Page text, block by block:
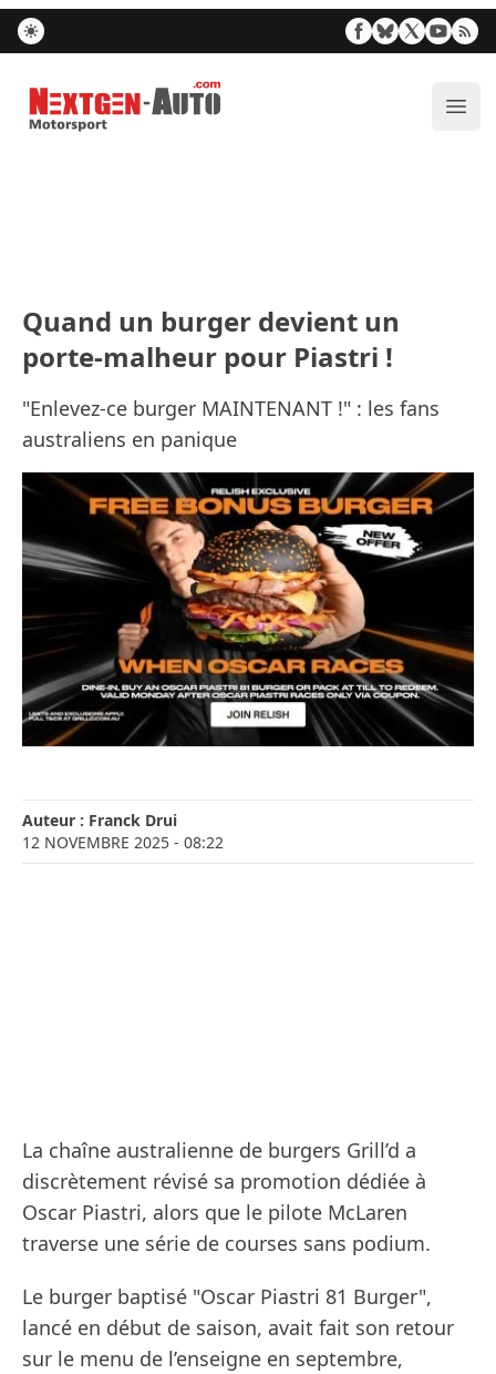
Nextgen-Auto.com
Quand un burger devient un
porte-malheur pour Piastri !
"Enlevez-ce burger MAINTENANT !" : les fans
australiens en panique
Auteur : Franck Drui
12 NOVEMBRE 2025 - 08:22
La chaîne australienne de burgers Grill’d a
discrètement révisé sa promotion dédiée à
Oscar Piastri, alors que le pilote McLaren
traverse une série de courses sans podium.
Le burger baptisé "Oscar Piastri 81 Burger",
lancé en début de saison, avait fait son retour
sur le menu de l’enseigne en septembre,